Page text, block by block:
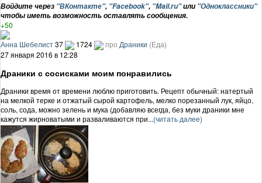
Войдите через "ВКонтакте", "Facebook", "Mail.ru"или "Одноклассники"
чтобы иметь возможность оставлять сообщения.
+50
Анна Шебелист37 1724 про Драники (Еда)
27 января 2016 в 12:28
Драники с сосисками моим понравились
Драники время от времени люблю приготовить. Рецепт обычный: натертый
на мелкой терке и отжатый сырой картофель, мелко порезанный лук, яйцо,
соль, сода, можно зелень и мука (добавляю всегда, без муки драники мне
кажутся жирноватыми и разваливаются при...(читать далее)